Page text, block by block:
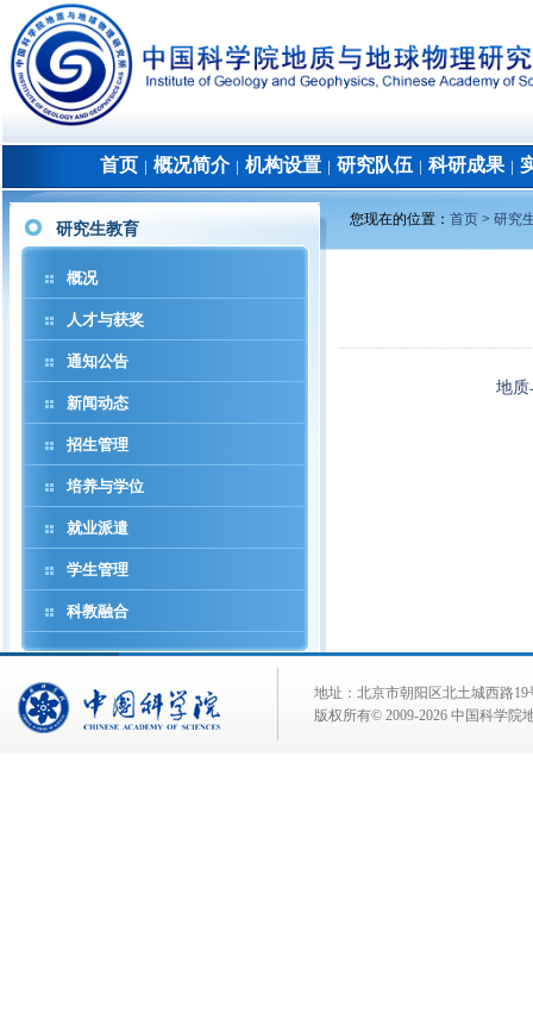
首页 概况简介│ 机构设置 研究队伍 科研成果│
研究生教育
概况
人才与获奖
通知公告
新闻动态
招生管理
培养与学位
就业派遣
学生管理
科教融合
您现在的位置： 首页 > 研究
地质
地址：北京市朝阳区北土城西路
版权所有© 2009-2026 中国科学院